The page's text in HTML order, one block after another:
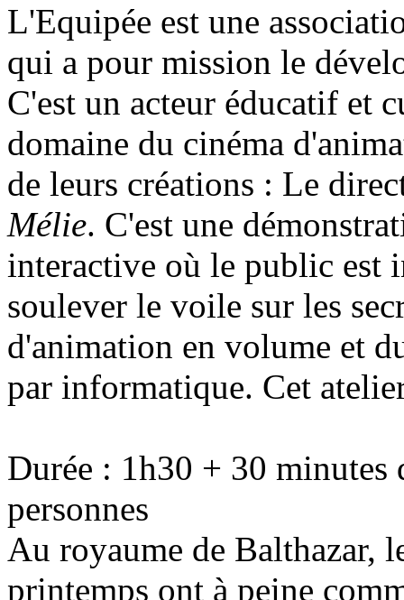
L'Equipée est une
qui a pour mission le
C'est un acteur éducatif et
domaine du cinéma
de leurs créations : Le
Mélie. C'est une
interactive où le public est
soulever le voile sur les
d'animation en volume et
par informatique. Cet
Durée : 1h30 + 30 minutes
personnes
Au royaume de Balthazar,
printemps ont à peine